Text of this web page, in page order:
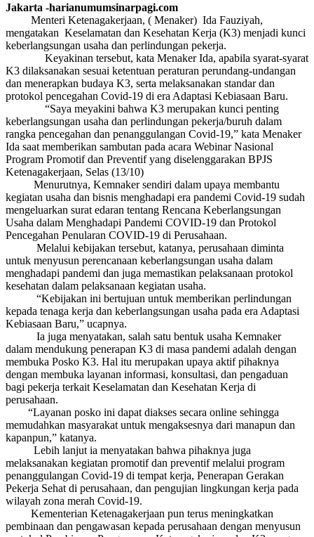
Jakarta -harianumumsinarpagi.com
Menteri Ketenagakerjaan, ( Menaker) Ida Fauziyah,
mengatakan Keselamatan dan Kesehatan Kerja (K3) menjadi kunci
keberlangsungan usaha dan perlindungan pekerja.
Keyakinan tersebut, kata Menaker Ida, apabila syarat-syarat
K3 dilaksanakan sesuai ketentuan peraturan perundang-undangan
dan menerapkan budaya K3, serta melaksanakan standar dan
protokol pencegahan Covid-19 di era Adaptasi Kebiasaan Baru.
“Saya meyakini bahwa K3 merupakan kunci penting
keberlangsungan usaha dan perlindungan pekerja/buruh dalam
rangka pencegahan dan penanggulangan Covid-19,” kata Menaker
Ida saat memberikan sambutan pada acara Webinar Nasional
Program Promotif dan Preventif yang diselenggarakan BPJS
Ketenagakerjaan, Selas (13/10)
Menurutnya, Kemnaker sendiri dalam upaya membantu
kegiatan usaha dan bisnis menghadapi era pandemi Covid-19 sudah
mengeluarkan surat edaran tentang Rencana Keberlangsungan
Usaha dalam Menghadapi Pandemi COVID-19 dan Protokol
Pencegahan Penularan COVID-19 di Perusahaan.
Melalui kebijakan tersebut, katanya, perusahaan diminta
untuk menyusun perencanaan keberlangsungan usaha dalam
menghadapi pandemi dan juga memastikan pelaksanaan protokol
kesehatan dalam pelaksanaan kegiatan usaha.
“Kebijakan ini bertujuan untuk memberikan perlindungan
kepada tenaga kerja dan keberlangsungan usaha pada era Adaptasi
Kebiasaan Baru,” ucapnya.
Ia juga menyatakan, salah satu bentuk usaha Kemnaker
dalam mendukung penerapan K3 di masa pandemi adalah dengan
membuka Posko K3. Hal itu merupakan upaya aktif pihaknya
dengan membuka layanan informasi, konsultasi, dan pengaduan
bagi pekerja terkait Keselamatan dan Kesehatan Kerja di
perusahaan.
“Layanan posko ini dapat diakses secara online sehingga
memudahkan masyarakat untuk mengaksesnya dari manapun dan
kapanpun,” katanya.
Lebih lanjut ia menyatakan bahwa pihaknya juga
melaksanakan kegiatan promotif dan preventif melalui program
penanggulangan Covid-19 di tempat kerja, Penerapan Gerakan
Pekerja Sehat di perusahaan, dan pengujian lingkungan kerja pada
wilayah zona merah Covid-19.
Kementerian Ketenagakerjaan pun terus meningkatkan
pembinaan dan pengawasan kepada perusahaan dengan menyusun